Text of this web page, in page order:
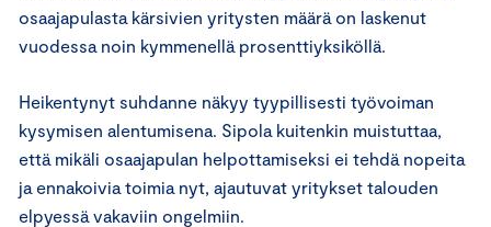
osaajapulasta kärsivien yritysten määrä on laskenut
vuodessa noin kymmenellä prosenttiyksiköllä.
Heikentynyt suhdanne näkyy tyypillisesti työvoiman
kysymisen alentumisena. Sipola kuitenkin muistuttaa,
että mikäli osaajapulan helpottamiseksi ei tehdä nopeita
ja ennakoivia toimia nyt, ajautuvat yritykset talouden
elpyessä vakaviin ongelmiin.